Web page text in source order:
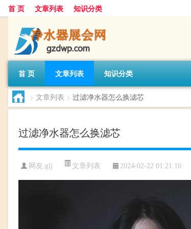
首 页 文章列表 知识分类
首 页 文章列表 知识分类
> 文章列表 > 过滤净水器怎么换滤芯
过滤净水器怎么换滤芯
网友:glj 文章列表 2024-02-22 01:21:16